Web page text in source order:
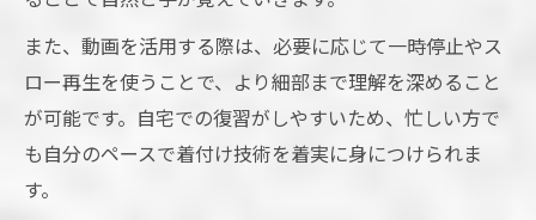
また、動画を活用する際は、必要に応じて一時停止やス
ロー再生を使うことで、より細部まで理解を深めること
が可能です。自宅での復習がしやすいため、忙しい方で
も自分のペースで着付け技術を着実に身につけられま
す。